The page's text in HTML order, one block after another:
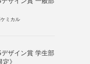
ミカル
ザイン賞 学生部
》